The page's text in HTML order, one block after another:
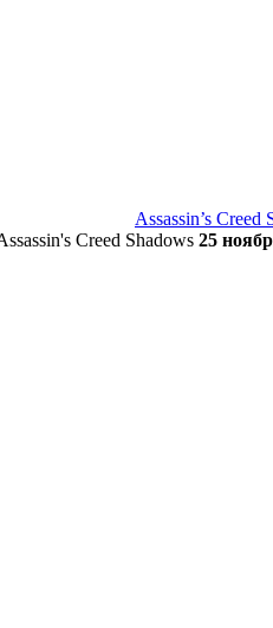
Assassin’s
Creed Shadows 25